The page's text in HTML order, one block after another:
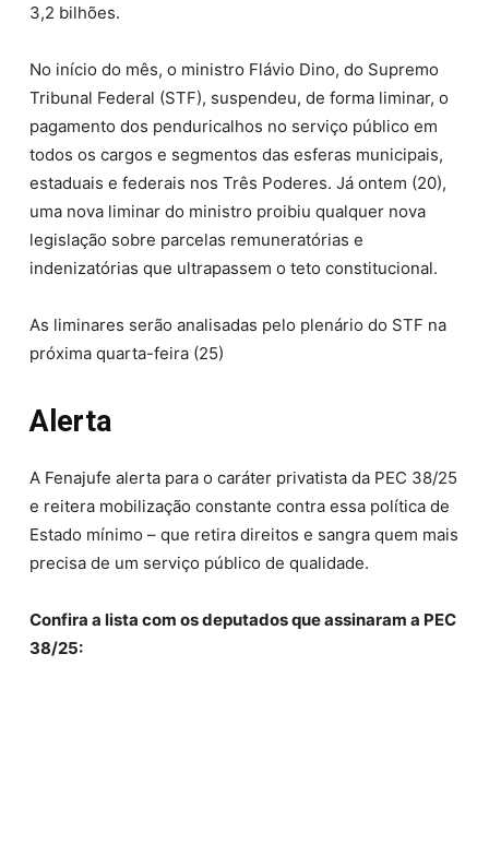
3,2 bilhões.
No início do mês, o ministro Flávio Dino, do Supremo
Tribunal Federal (STF), suspendeu, de forma liminar, o
pagamento dos penduricalhos no serviço público em
todos os cargos e segmentos das esferas municipais,
estaduais e federais nos Três Poderes. Já ontem (20),
uma nova liminar do ministro proibiu qualquer nova
legislação sobre parcelas remuneratórias e
indenizatórias que ultrapassem o teto constitucional.
As liminares serão analisadas pelo plenário do STF na
próxima quarta-feira (25)
Alerta
A Fenajufe alerta para o caráter privatista da PEC 38/25
e reitera mobilização constante contra essa política de
Estado mínimo – que retira direitos e sangra quem mais
precisa de um serviço público de qualidade.
Confira a lista com os deputados que assinaram a PEC
38/25: